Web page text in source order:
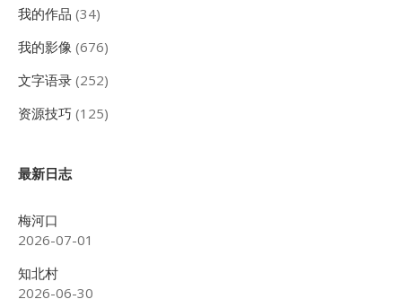
我的作品 (34)
我的影像 (676)
文字语录 (252)
资源技巧 (125)
最新日志
梅河口
2026-07-01
知北村
2026-06-30